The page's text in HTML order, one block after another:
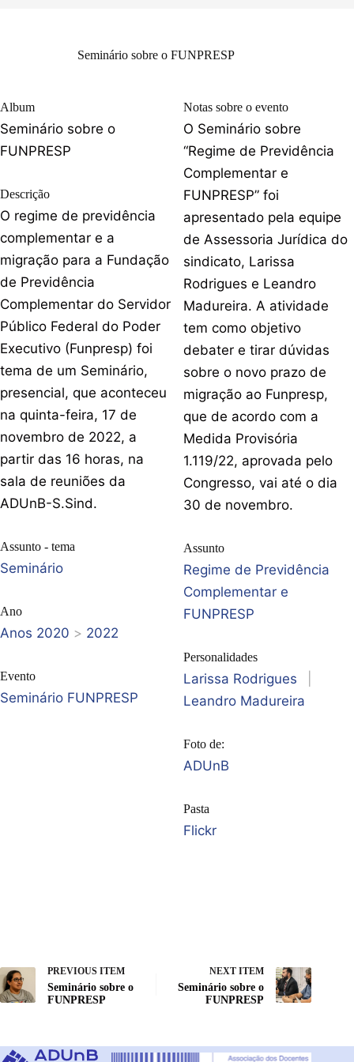
Seminário sobre o FUNPRESP
Album
Seminário sobre o
FUNPRESP
Descrição
O regime de previdência
complementar e a
migração para a Fundação
de Previdência
Complementar do Servidor
Público Federal do Poder
Executivo (Funpresp) foi
tema de um Seminário,
presencial, que aconteceu
na quinta-feira, 17 de
novembro de 2022, a
partir das 16 horas, na
sala de reuniões da
ADUnB-S.Sind.
Assunto - tema
Seminário
Ano
Anos 2020 > 2022
Evento
Seminário FUNPRESP
Notas sobre o evento
O Seminário sobre
“Regime de Previdência
Complementar e
FUNPRESP” foi
apresentado pela equipe
de Assessoria Jurídica do
sindicato, Larissa
Rodrigues e Leandro
Madureira. A atividade
tem como objetivo
debater e tirar dúvidas
sobre o novo prazo de
migração ao Funpresp,
que de acordo com a
Medida Provisória
1.119/22, aprovada pelo
Congresso, vai até o dia
30 de novembro.
Assunto
Regime de Previdência
Complementar e
FUNPRESP
Personalidades
Larissa Rodrigues
Leandro Madureira
Foto de:
ADUnB
Pasta
Flickr
PREVIOUS ITEM
Seminário sobre o
FUNPRESP
NEXT ITEM
Seminário sobre o
FUNPRESP